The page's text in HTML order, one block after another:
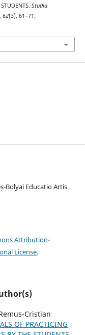
Studia
62(3), 61–71.
Bolyai Educatio Artis
Attribution-
License.
Cristian
OF PRACTICING